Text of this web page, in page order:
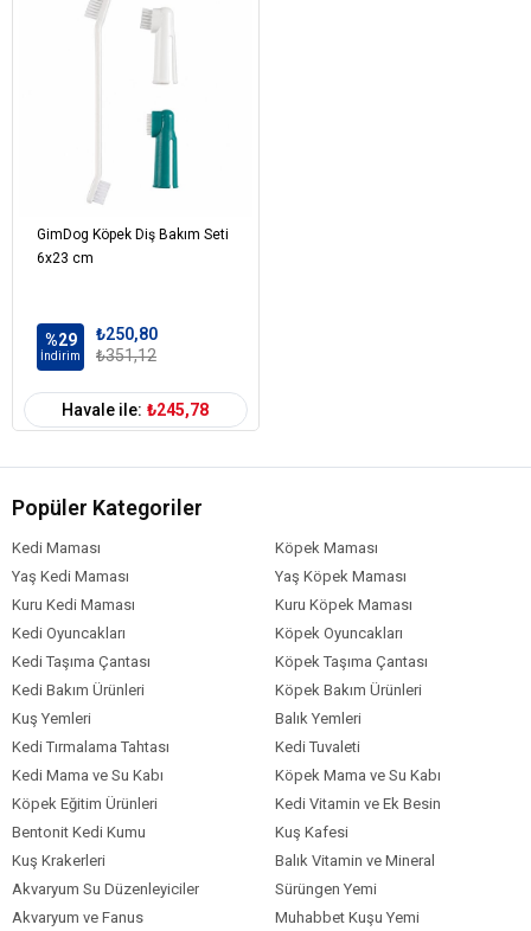
GimDog Köpek Diş Bakım Seti
6x23 cm
%29
İndirim
₺250,80
₺351,12
Havale ile: ₺245,78
Popüler Kategoriler
Kedi Maması
Köpek Maması
Yaş Kedi Maması
Yaş Köpek Maması
Kuru Kedi Maması
Kuru Köpek Maması
Kedi Oyuncakları
Köpek Oyuncakları
Kedi Taşıma Çantası
Köpek Taşıma Çantası
Kedi Bakım Ürünleri
Köpek Bakım Ürünleri
Kuş Yemleri
Balık Yemleri
Kedi Tırmalama Tahtası
Kedi Tuvaleti
Kedi Mama ve Su Kabı
Köpek Mama ve Su Kabı
Köpek Eğitim Ürünleri
Kedi Vitamin ve Ek Besin
Bentonit Kedi Kumu
Kuş Kafesi
Kuş Krakerleri
Balık Vitamin ve Mineral
Akvaryum Su Düzenleyiciler
Sürüngen Yemi
Akvaryum ve Fanus
Muhabbet Kuşu Yemi